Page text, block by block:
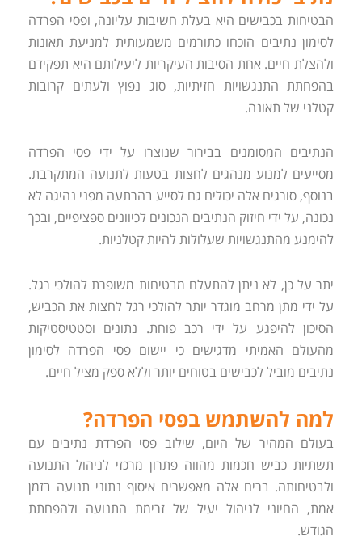
הבטיחות בכבישים היא בעלת חשיבות עליונה, ופסי הפרדה
לסימון נתיבים הוכחו כתורמים משמעותית למניעת תאונות
ולהצלת חיים. אחת הסיבות העיקריות ליעילותם היא תפקידם
בהפחתת התנגשויות חזיתיות, סוג נפוץ ולעתים קרובות
קטלני של תאונה.
הנתיבים המסומנים בבירור שנוצרו על ידי פסי הפרדה
מסייעים למנוע מנהגים לחצות בטעות לתנועה המתקרבת.
בנוסף, סורגים אלה יכולים גם לסייע בהרתעה מפני נהיגה לא
נכונה, על ידי חיזוק הנתיבים הנכונים לכיוונים ספציפיים, ובכך
להימנע מהתנגשויות שעלולות להיות קטלניות.
יתר על כן, לא ניתן להתעלם מבטיחות משופרת להולכי רגל.
על ידי מתן מרחב מוגדר יותר להולכי רגל לחצות את הכביש,
הסיכון להיפגע על ידי רכב פוחת. נתונים וסטטיסטיקות
מהעולם האמיתי מדגישים כי יישום פסי הפרדה לסימון
נתיבים מוביל לכבישים בטוחים יותר וללא ספק מציל חיים.
למה להשתמש בפסי הפרדה?
בעולם המהיר של היום, שילוב פסי הפרדת נתיבים עם
תשתיות כביש חכמות מהווה פתרון מרכזי לניהול התנועה
ולבטיחותה. ברים אלה מאפשרים איסוף נתוני תנועה בזמן
אמת, החיוני לניהול יעיל של זרימת התנועה ולהפחתת
הגודש.